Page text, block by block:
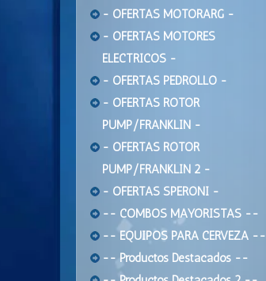
- OFERTAS MOTORARG -
- OFERTAS MOTORES
ELECTRICOS -
- OFERTAS PEDROLLO -
- OFERTAS ROTOR
PUMP/FRANKLIN -
- OFERTAS ROTOR
PUMP/FRANKLIN 2 -
- OFERTAS SPERONI -
-- COMBOS MAYORISTAS --
-- EQUIPOS PARA CERVEZA --
-- Productos Destacados --